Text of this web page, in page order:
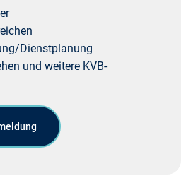
Dienstplanung
und weitere KVB-